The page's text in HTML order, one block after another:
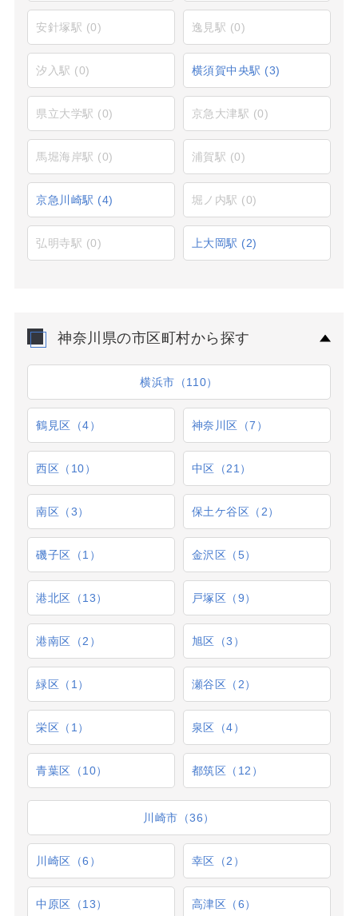
安針塚駅 (0) 逸見駅 (0)
汐入駅 (0) 横須賀中央駅 (3)
県立大学駅 (0) 京急大津駅 (0)
馬堀海岸駅 (0) 浦賀駅 (0)
京急川崎駅 (4) 堀ノ内駅 (0)
弘明寺駅 (0) 上大岡駅 (2)
神奈川県の市区町村から探す
横浜市（110）
鶴見区（4） 神奈川区（7）
西区（10） 中区（21）
南区（3） 保土ケ谷区（2）
磯子区（1） 金沢区（5）
港北区（13） 戸塚区（9）
港南区（2） 旭区（3）
緑区（1） 瀬谷区（2）
栄区（1） 泉区（4）
青葉区（10） 都筑区（12）
川崎市（36）
川崎区（6） 幸区（2）
中原区（13） 高津区（6）